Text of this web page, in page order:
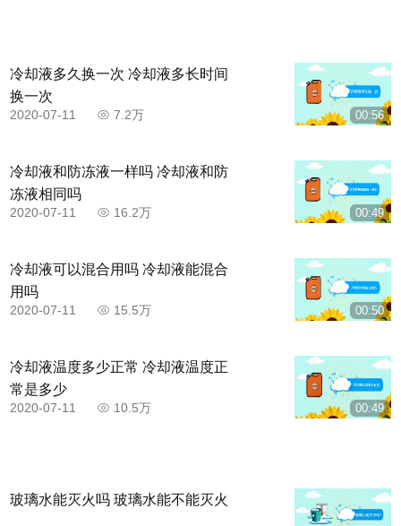
视镜，当左后轮与库位前角平齐时，迅速向左打满方
向盘。行驶到肩线与控制线重合时停车。
过后视镜观察车身与库区左前角线距离，大于30cm时
00:56
冷却液多久换一次 冷却液多长时间
换一次
2020-07-11 7.2万
00:49
冷却液和防冻液一样吗 冷却液和防
冻液相同吗
2020-07-11 16.2万
00:50
冷却液可以混合用吗 冷却液能混合
用吗
2020-07-11 15.5万
00:49
冷却液温度多少正常 冷却液温度正
常是多少
2020-07-11 10.5万
玻璃水能灭火吗 玻璃水能不能灭火